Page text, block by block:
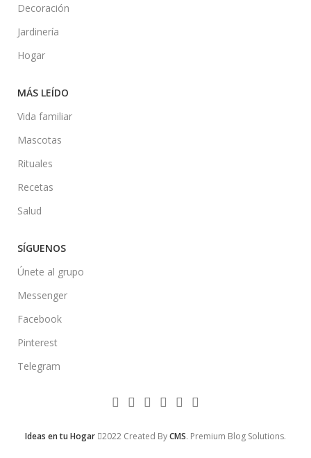
Decoración
Jardinería
Hogar
MÁS LEÍDO
Vida familiar
Mascotas
Rituales
Recetas
Salud
SÍGUENOS
Únete al grupo
Messenger
Facebook
Pinterest
Telegram
Ideas en tu Hogar 2022 Created ByCMS. Premium Blog Solutions.